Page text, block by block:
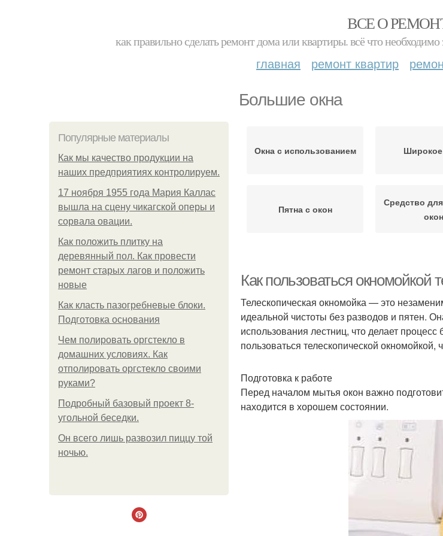
ВСЕ О
как правильно сделать ремонт дома или квартиры. всё что
главная ремонт квартир
Большие окна
Популярные материалы
Как мы качество продукции на
наших предприятиях контролируем.
17 ноября 1955 года Мария Каллас
вышла на сцену чикагской оперы и
сорвала овации.
Как положить плитку на
деревянный пол. Как провести
ремонт старых лагов и положить
новые
Как класть пазогребневые блоки.
Подготовка основания
Чем полировать оргстекло в
домашних условиях. Как
отполировать оргстекло своими
руками?
Подробный базовый проект 8-
угольной беседки.
Он всего лишь развозил пиццу той
ночью.
Окна с использованием Широкое
Пятна с окон
Средство
окон
Как пользоваться окномойкой
Телескопическая окномойка — это
идеальной чистоты без разводов и пятен.
использования лестниц, что делает
пользоваться телескопической
Подготовка к работе
Перед началом мытья окон важно
находится в хорошем состоянии.